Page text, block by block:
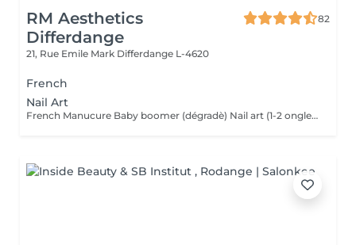
RM Aesthetics
Differdange
82
21, Rue Emile Mark Differdange L-4620
French
Nail Art
French Manucure Baby boomer (dégradè) Nail art (1-2 ongle) Nail art complet (tous les ongles) Strass/Bijoux Effet chrome/ glazed/ pearl